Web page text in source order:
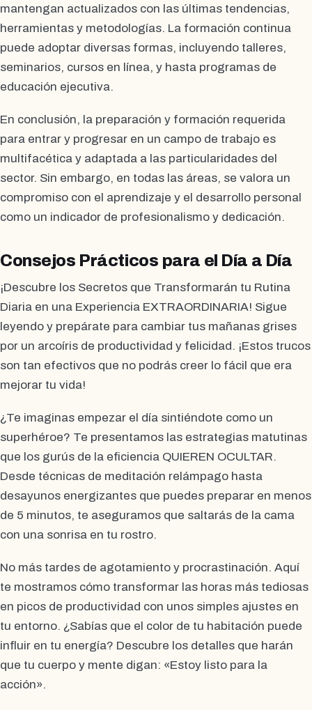
mantengan actualizados con las últimas tendencias,
herramientas y metodologías. La formación continua
puede adoptar diversas formas, incluyendo talleres,
seminarios, cursos en línea, y hasta programas de
educación ejecutiva.
En conclusión, la preparación y formación requerida
para entrar y progresar en un campo de trabajo es
multifacética y adaptada a las particularidades del
sector. Sin embargo, en todas las áreas, se valora un
compromiso con el aprendizaje y el desarrollo personal
como un indicador de profesionalismo y dedicación.
Consejos Prácticos para el Día a Día
¡Descubre los Secretos que Transformarán tu Rutina
Diaria en una Experiencia EXTRAORDINARIA! Sigue
leyendo y prepárate para cambiar tus mañanas grises
por un arcoíris de productividad y felicidad. ¡Estos trucos
son tan efectivos que no podrás creer lo fácil que era
mejorar tu vida!
¿Te imaginas empezar el día sintiéndote como un
superhéroe? Te presentamos las estrategias matutinas
que los gurús de la eficiencia QUIEREN OCULTAR.
Desde técnicas de meditación relámpago hasta
desayunos energizantes que puedes preparar en menos
de 5 minutos, te aseguramos que saltarás de la cama
con una sonrisa en tu rostro.
No más tardes de agotamiento y procrastinación. Aquí
te mostramos cómo transformar las horas más tediosas
en picos de productividad con unos simples ajustes en
tu entorno. ¿Sabías que el color de tu habitación puede
influir en tu energía? Descubre los detalles que harán
que tu cuerpo y mente digan: «Estoy listo para la
acción».